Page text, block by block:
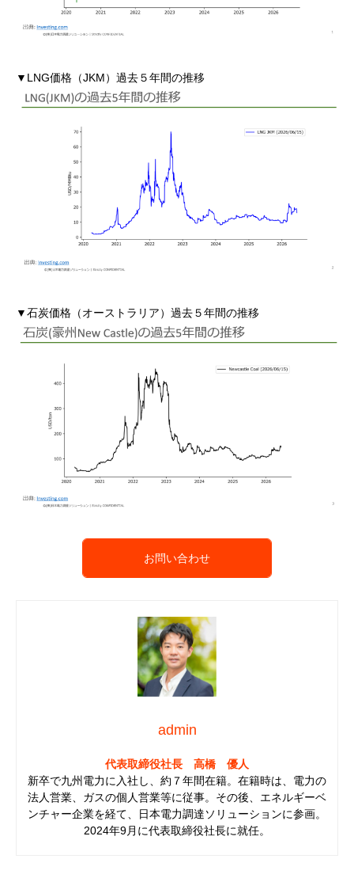
▼LNG価格（JKM）過去５年間の推移
▼石炭価格（オーストラリア）過去５年間の推移
お問い合わせ
admin
代表取締役社長 高橋 優人
新卒で九州電力に入社し、約７年間在籍。在籍時は、電力の
法人営業、ガスの個人営業等に従事。その後、エネルギーベ
ンチャー企業を経て、日本電力調達ソリューションに参画。
2024年9月に代表取締役社長に就任。